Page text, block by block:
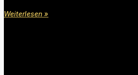
Weiterlesen »